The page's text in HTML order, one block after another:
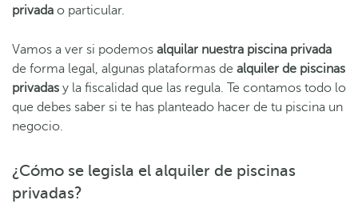
privada o particular.
Vamos a ver si podemos alquilar nuestra piscina privada
de forma legal, algunas plataformas de alquiler de piscinas
privadas y la fiscalidad que las regula. Te contamos todo lo
que debes saber si te has planteado hacer de tu piscina un
negocio.
¿Cómo se legisla el alquiler de piscinas
privadas?